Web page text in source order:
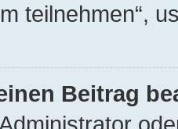
teilnehmen“,
Beitrag